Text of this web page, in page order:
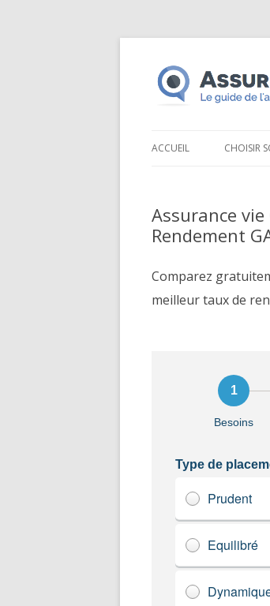
ACCUEIL CHOISIR
Assurance vie
Rendement
Comparez
meilleur taux de